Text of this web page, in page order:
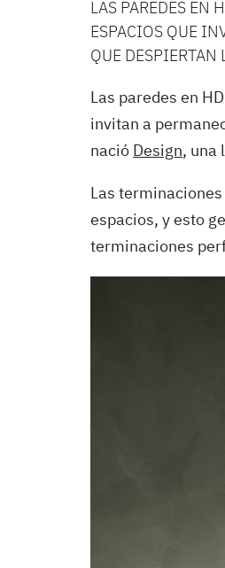
LAS PAREDES EN
ESPACIOS QUE
QUE
Las paredes en
invitan a
nació Design, una
Las
espacios, y esto
terminaciones